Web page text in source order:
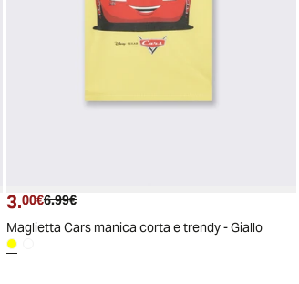
Prezzo attuale
3.00€ Prezzo originale
6.99€
Maglietta Cars manica corta e trendy - Giallo